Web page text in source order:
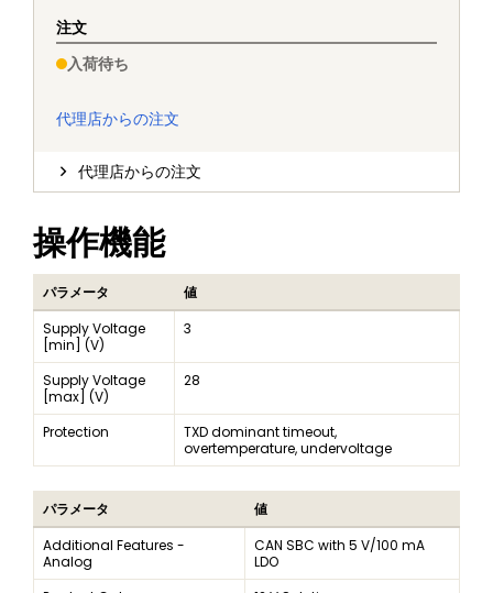
注文
入荷待ち
代理店からの注文
代理店からの注文
操作機能
パラメータ
値
Supply Voltage
[min] (V)
3
Supply Voltage
[max] (V)
28
Protection
TXD dominant timeout,
overtemperature, undervoltage
パラメータ
値
Additional Features -
Analog
CAN SBC with 5 V/100 mA
LDO